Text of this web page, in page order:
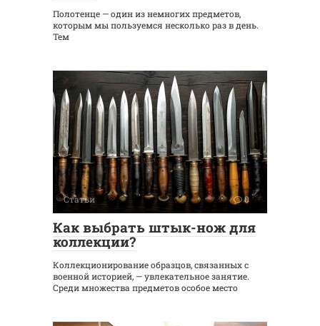
Полотенце — один из немногих предметов,
которым мы пользуемся несколько раз в день.
Тем
Статьи 0
Как выбрать штык-нож для
коллекции?
Коллекционирование образцов, связанных с
военной историей, — увлекательное занятие.
Среди множества предметов особое место